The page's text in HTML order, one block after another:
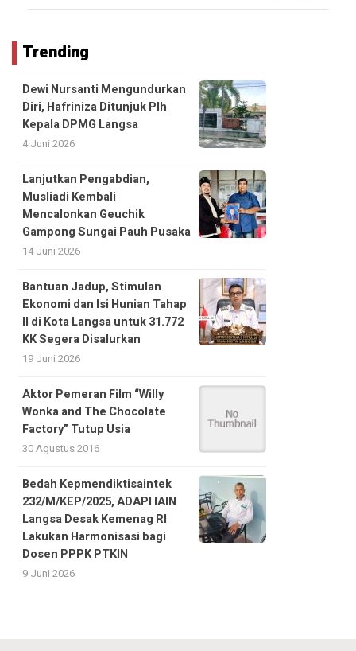
Trending
Dewi Nursanti Mengundurkan
Diri, Hafriniza Ditunjuk Plh
Kepala DPMG Langsa
4 Juni 2026
Lanjutkan Pengabdian,
Musliadi Kembali
Mencalonkan Geuchik
Gampong Sungai Pauh Pusaka
14 Juni 2026
Bantuan Jadup, Stimulan
Ekonomi dan Isi Hunian Tahap
II di Kota Langsa untuk 31.772
KK Segera Disalurkan
19 Juni 2026
Aktor Pemeran Film “Willy
Wonka and The Chocolate
Factory” Tutup Usia
30 Agustus 2016
Bedah Kepmendiktisaintek
232/M/KEP/2025, ADAPI IAIN
Langsa Desak Kemenag RI
Lakukan Harmonisasi bagi
Dosen PPPK PTKIN
9 Juni 2026